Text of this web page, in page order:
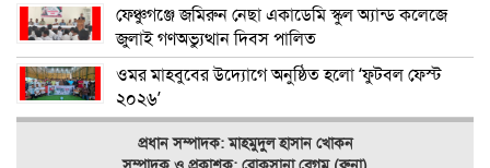
ফেঞ্চুগঞ্জে জমিরুন নেছা একাডেমি স্কুল অ্যান্ড কলেজে
জুলাই গণঅভ্যুত্থান দিবস পালিত
ওমর মাহবুবের উদ্যোগে অনুষ্ঠিত হলো ‘ফুটবল ফেস্ট
২০২৬’
প্রধান সম্পাদক: মাহমুদুল হাসান খোকন